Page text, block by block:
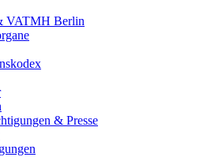
VATMH Berlin
& Presse